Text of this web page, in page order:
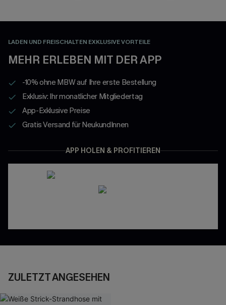
LADEN UND FREISCHALTEN EXKLUSIVE VORTEILE
MEHR ERLEBEN MIT DER APP
-10% ohne MBW auf Ihre erste Bestellung
Exklusiv: Ihr monatlicher Mitgliedertag
App-Exklusive Preise
Gratis Versand für NeukundInnen
APP HOLEN & PROFITIEREN
ZULETZT ANGESEHEN